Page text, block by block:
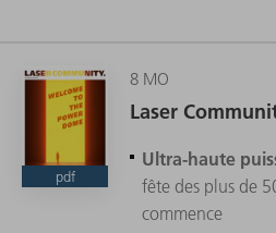
pdf
8 MO
Laser
Ultra-haute
fête des plus de
commence